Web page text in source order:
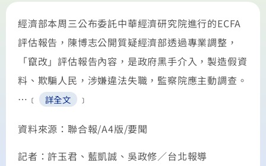
經濟部本周三公布委託中華經濟研究院進行的ECFA
評估報告，陳博志公開質疑經濟部透過專業調整，
「竄改」評估報告內容，是政府黑手介入，製造假資
料、欺騙人民，涉嫌違法失職，監察院應主動調查。
…﹝
詳全文 ﹞
資料來源：聯合報/A4版/要聞
記者：許玉君、藍凱誠、吳政修／台北報導